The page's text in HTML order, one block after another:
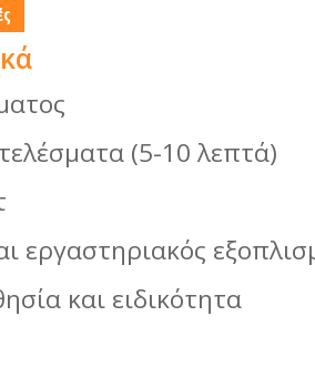
(5-10 λεπτά)
εργαστηριακός
και ειδικότητα